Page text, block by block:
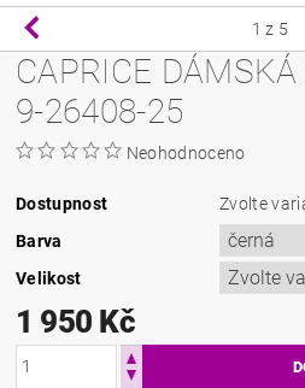
1 z 5
CAPRICE
9-26408-25
Neohodnoceno
Dostupnost
Zvolte
Barva
Velikost
1 950 Kč